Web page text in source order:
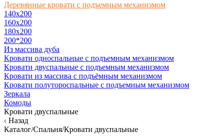
Деревянные кровати с подъемным механизмом
140x200
160х200
180х200
200*200
Из массива дуба
Кровати односпальные с подъемным механизмом
Кровати двуспальные с подъемным механизмом
Кровати из массива с подъёмным механизмом
Кровати полутороспальные с подъемным механизмом
Зеркала
Комоды
Кровати двуспальные
Назад
Каталог/Спальня/Кровати двуспальные